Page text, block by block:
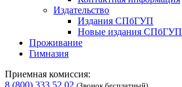
Издательство
Издания СПбГУП
Новые издания СПбГУП
Проживание
Гимназия
Приемная комиссия:
8 (800) 333 52 02